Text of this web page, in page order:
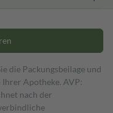
die Packungsbeilage und
Apotheke. AVP:
nach der